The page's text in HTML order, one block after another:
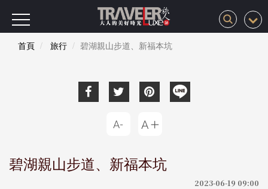
首頁 旅行 碧湖親山步道、新福本坑
碧湖親山步道、新福本坑
2023-06-19 09:00